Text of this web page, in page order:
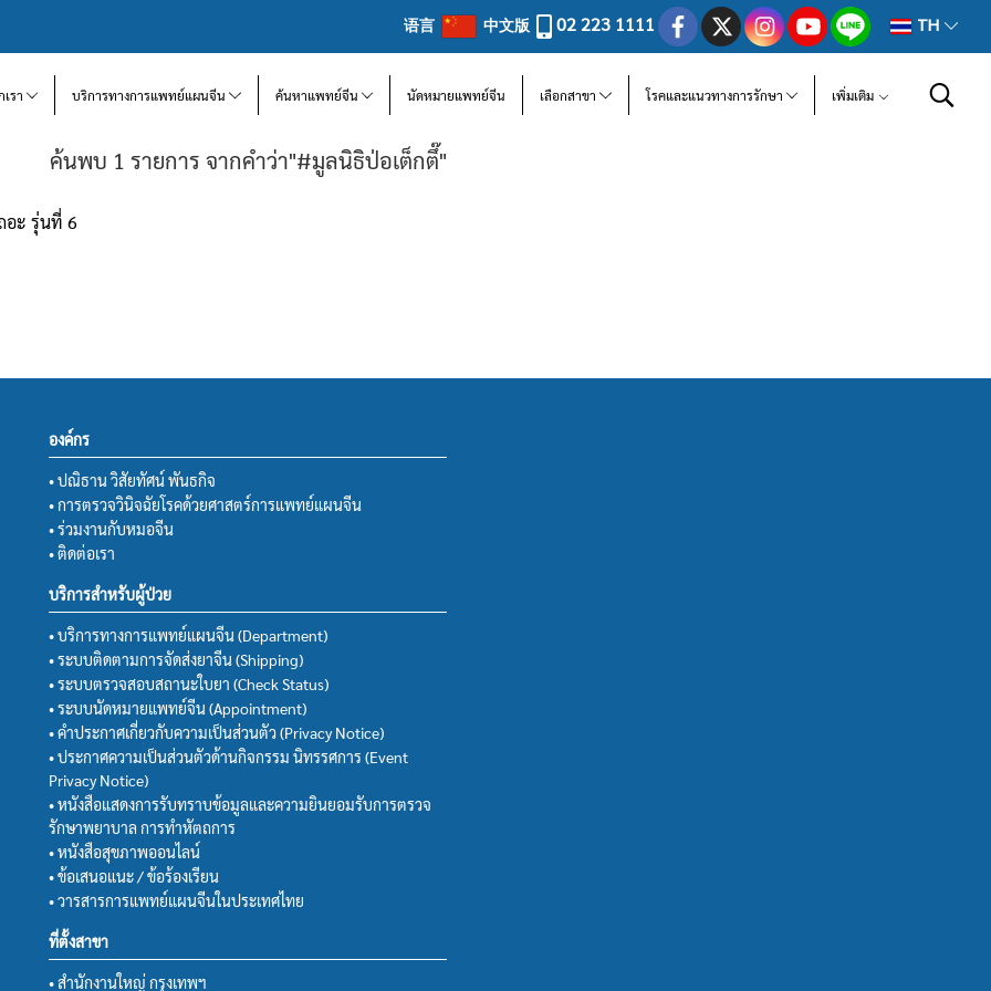
语言 中文版 02 223 1111 TH
รา บริการทางการแพทย์แผนจีน ค้นหาแพทย์จีน นัดหมายแพทย์จีน เลือกสาขา โรคและแนวทางการรักษา เพิ่มเติม
ค้นพบ 1 รายการ จากคำว่า"#มูลนิธิป่อเต็กตึ๊"
อะ รุ่นที่ 6
องค์กร
• ปณิธาน วิสัยทัศน์ พันธกิจ
• การตรวจวินิจฉัยโรคด้วยศาสตร์การแพทย์แผนจีน
• ร่วมงานกับหมอจีน
• ติดต่อเรา
บริการสำหรับผู้ป่วย
• บริการทางการแพทย์แผนจีน (Department)
• ระบบติดตามการจัดส่งยาจีน (Shipping)
• ระบบตรวจสอบสถานะใบยา (Check Status)
• ระบบนัดหมายแพทย์จีน (Appointment)
• คำประกาศเกี่ยวกับความเป็นส่วนตัว (Privacy Notice)
• ประกาศความเป็นส่วนตัวด้านกิจกรรม นิทรรศการ (Event
Privacy Notice)
• หนังสือแสดงการรับทราบข้อมูลและความยินยอมรับการตรวจ
รักษาพยาบาล การทำหัตถการ
• หนังสือสุขภาพออนไลน์
• ข้อเสนอแนะ / ข้อร้องเรียน
• วารสารการแพทย์แผนจีนในประเทศไทย
ที่ตั้งสาขา
• สำนักงานใหญ่ กรุงเทพฯ